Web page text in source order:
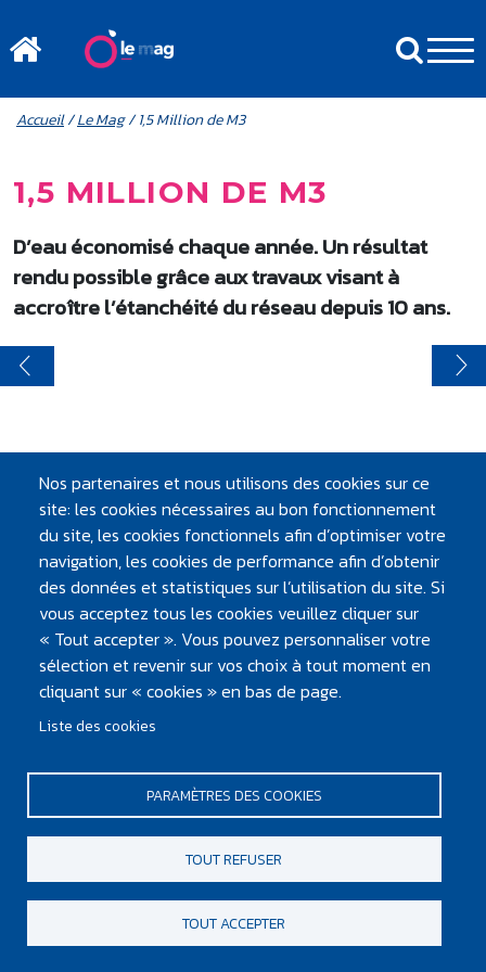
MENU MOBILE
FIL D'ARIANE
Accueil/Le Mag/ 1,5 Million de M3
1,5 MILLION DE M3
D’eau économisé chaque année. Un résultat
rendu possible grâce aux travaux visant à
accroître l’étanchéité du réseau depuis 10 ans.
PIED DE PAGE
Mentions légales et crédits
Plan du site
Design & développement :
Nos partenaires et nous utilisons des cookies sur ce
site: les cookies nécessaires au bon fonctionnement
du site, les cookies fonctionnels afin d’optimiser votre
navigation, les cookies de performance afin d’obtenir
des données et statistiques sur l’utilisation du site. Si
vous acceptez tous les cookies veuillez cliquer sur
« Tout accepter ». Vous pouvez personnaliser votre
sélection et revenir sur vos choix à tout moment en
cliquant sur « cookies » en bas de page.
Liste des cookies
PARAMÈTRES DES COOKIES
TOUT REFUSER
TOUT ACCEPTER